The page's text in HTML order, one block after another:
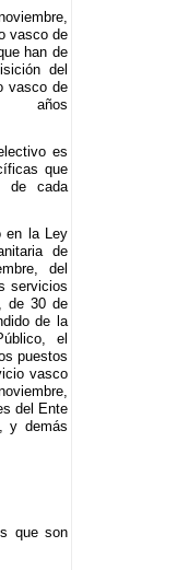
vasco de
han de
del
vasco de
años
es
que
de cada
en la Ley
de
del
servicios
de 30 de
de la
el
puestos
vasco
del Ente
y demás
que son